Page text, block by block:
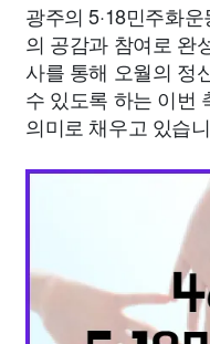
광주의 5·18민주화
의 공감과 참여로 완
사를 통해 오월의 정
수 있도록 하는 이번
의미로 채우고 있습